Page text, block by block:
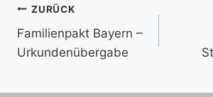
Beitragsnavigation
ZURÜCK
Familienpakt Bayern –
Urkundenübergabe